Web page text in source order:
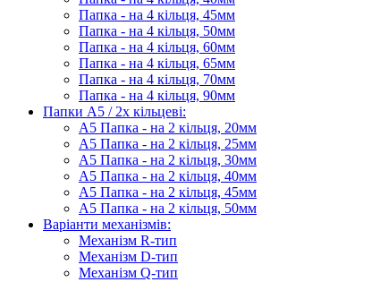
Папка - на 4 кільця, 45мм
Папка - на 4 кільця, 50мм
Папка - на 4 кільця, 60мм
Папка - на 4 кільця, 65мм
Папка - на 4 кільця, 70мм
Папка - на 4 кільця, 90мм
Папки А5 / 2х кільцеві:
А5 Папка - на 2 кільця, 20мм
А5 Папка - на 2 кільця, 25мм
А5 Папка - на 2 кільця, 30мм
А5 Папка - на 2 кільця, 40мм
А5 Папка - на 2 кільця, 45мм
А5 Папка - на 2 кільця, 50мм
Варіанти механізмів:
Механізм R-тип
Механізм D-тип
Механізм Q-тип